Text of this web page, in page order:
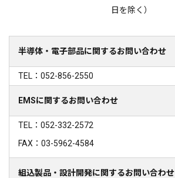
日を除く）
半導体・電子部品に関するお問い合わせ
TEL：052-856-2550
EMSに関するお問い合わせ
TEL：052-332-2572
FAX：03-5962-4584
組込製品・設計開発に関するお問い合わせ